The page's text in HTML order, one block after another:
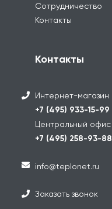
Сотрудничество
Контакты
Контакты
Интернет-магазин
+7 (495) 933-15-99
Центральный офис
+7 (495) 258-93-88
info@teplonet.ru
Заказать звонок